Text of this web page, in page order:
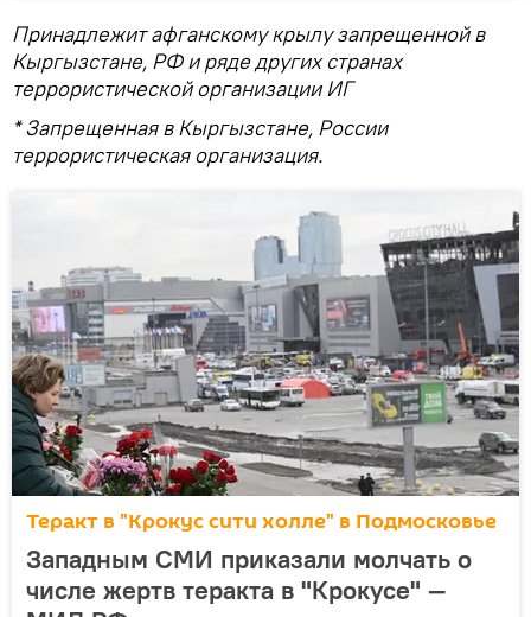
Принадлежит афганскому крылу запрещенной в
Кыргызстане, РФ и ряде других странах
террористической организации ИГ
* Запрещенная в Кыргызстане, России
террористическая организация.
Теракт в "Крокус сити холле" в Подмосковье
Западным СМИ приказали молчать о
числе жертв теракта в "Крокусе" —